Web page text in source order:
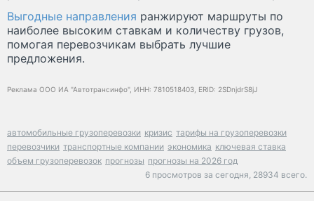
Выгодные направления ранжируют маршруты по
наиболее высоким ставкам и количеству грузов,
помогая перевозчикам выбрать лучшие
предложения.
Реклама ООО ИА "Автотрансинфо", ИНН: 7810518403, ERID: 2SDnjdrS8jJ
автомобильные грузоперевозки кризис тарифы на грузоперевозки
перевозчики транспортные компании экономика ключевая ставка
объем грузоперевозок прогнозы прогнозы на 2026 год
6 просмотров за сегодня, 28934 всего.